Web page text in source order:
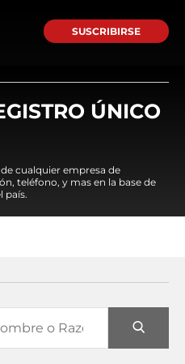
SUSCRIBIRSE
ÚNICO
cualquier empresa de
teléfono, y mas en la base de
país.